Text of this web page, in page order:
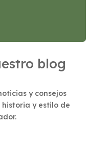
blog
y consejos
y estilo de